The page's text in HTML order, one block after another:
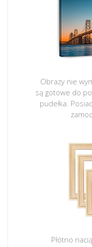
Obrazy nie
są gotowe do
pudełka.
Płótno